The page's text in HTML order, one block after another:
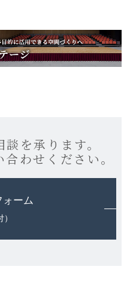
を承ります。
わせください。
ーム